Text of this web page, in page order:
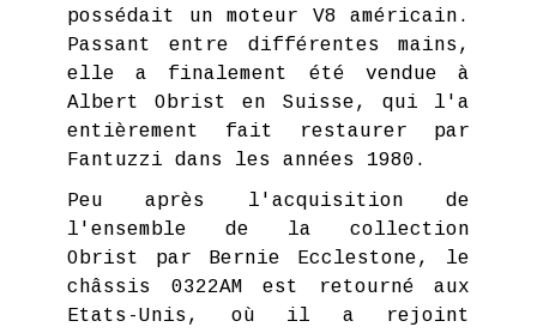
possédait un moteur V8 américain.
Passant entre différentes mains,
elle a finalement été vendue à
Albert Obrist en Suisse, qui l'a
entièrement fait restaurer par
Fantuzzi dans les années 1980.
Peu après l'acquisition de
l'ensemble de la collection
Obrist par Bernie Ecclestone, le
châssis 0322AM est retourné aux
Etats-Unis, où il a rejoint